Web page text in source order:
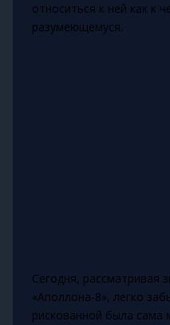
относиться к ней как к
разумеющемуся.
Сегодня, рассматривая
«Аполлона‑8», легко
рискованной была сама